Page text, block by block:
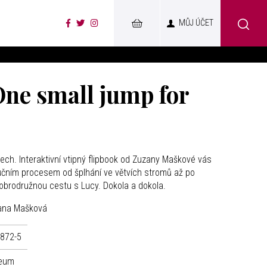
MŮJ ÚČET
small jump for
Interaktivní vtipný flipbook od Zuzany Maškové vás
procesem od šplhání ve větvích stromů až po
cestu s Lucy. Dokola a dokola.
Mašková
5